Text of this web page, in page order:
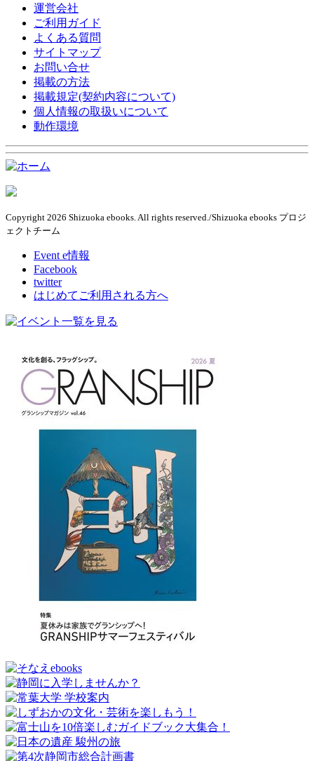
運営会社
ご利用ガイド
よくある質問
サイトマップ
お問い合せ
掲載の方法
掲載規定(契約内容について)
個人情報の取扱いについて
動作環境
Copyright 2026 Shizuoka ebooks. All rights reserved./Shizuoka ebooks プロジ
ェクトチーム
Event e情報
Facebook
twitter
はじめてご利用される方へ